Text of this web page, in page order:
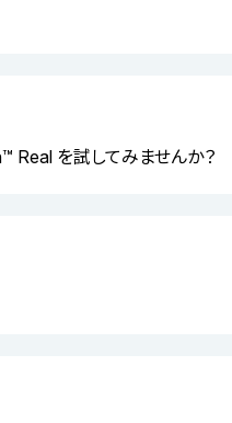
Real を試してみませんか？